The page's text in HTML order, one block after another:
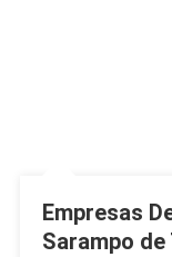
Empresas
Sarampo